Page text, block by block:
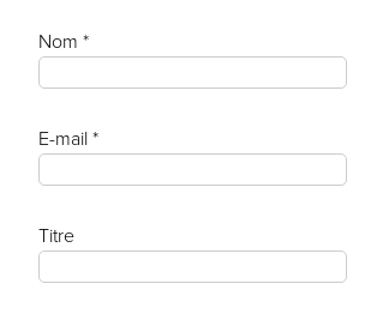
Nom *
E-mail *
Titre